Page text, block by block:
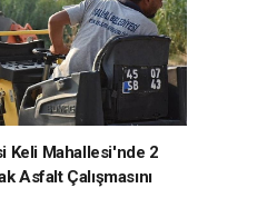
Keli Mahallesi'nde 2
Asfalt Çalışmasını